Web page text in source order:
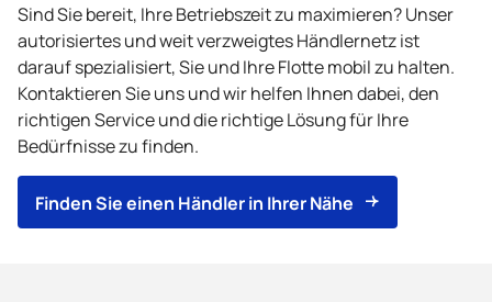
Sind Sie bereit, Ihre Betriebszeit zu maximieren? Unser
autorisiertes und weit verzweigtes Händlernetz ist
darauf spezialisiert, Sie und Ihre Flotte mobil zu halten.
Kontaktieren Sie uns und wir helfen Ihnen dabei, den
richtigen Service und die richtige Lösung für Ihre
Bedürfnisse zu finden.
Finden Sie einen Händler in Ihrer Nähe